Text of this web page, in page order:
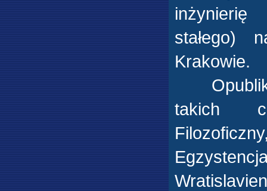
inżynierię
stałego)
Krakowie.
takich